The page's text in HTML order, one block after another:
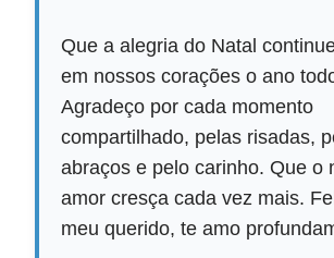
Que a alegria do Natal
em nossos corações o ano
Agradeço por cada momento
compartilhado, pelas risadas,
abraços e pelo carinho. Que o
amor cresça cada vez mais.
meu querido, te amo